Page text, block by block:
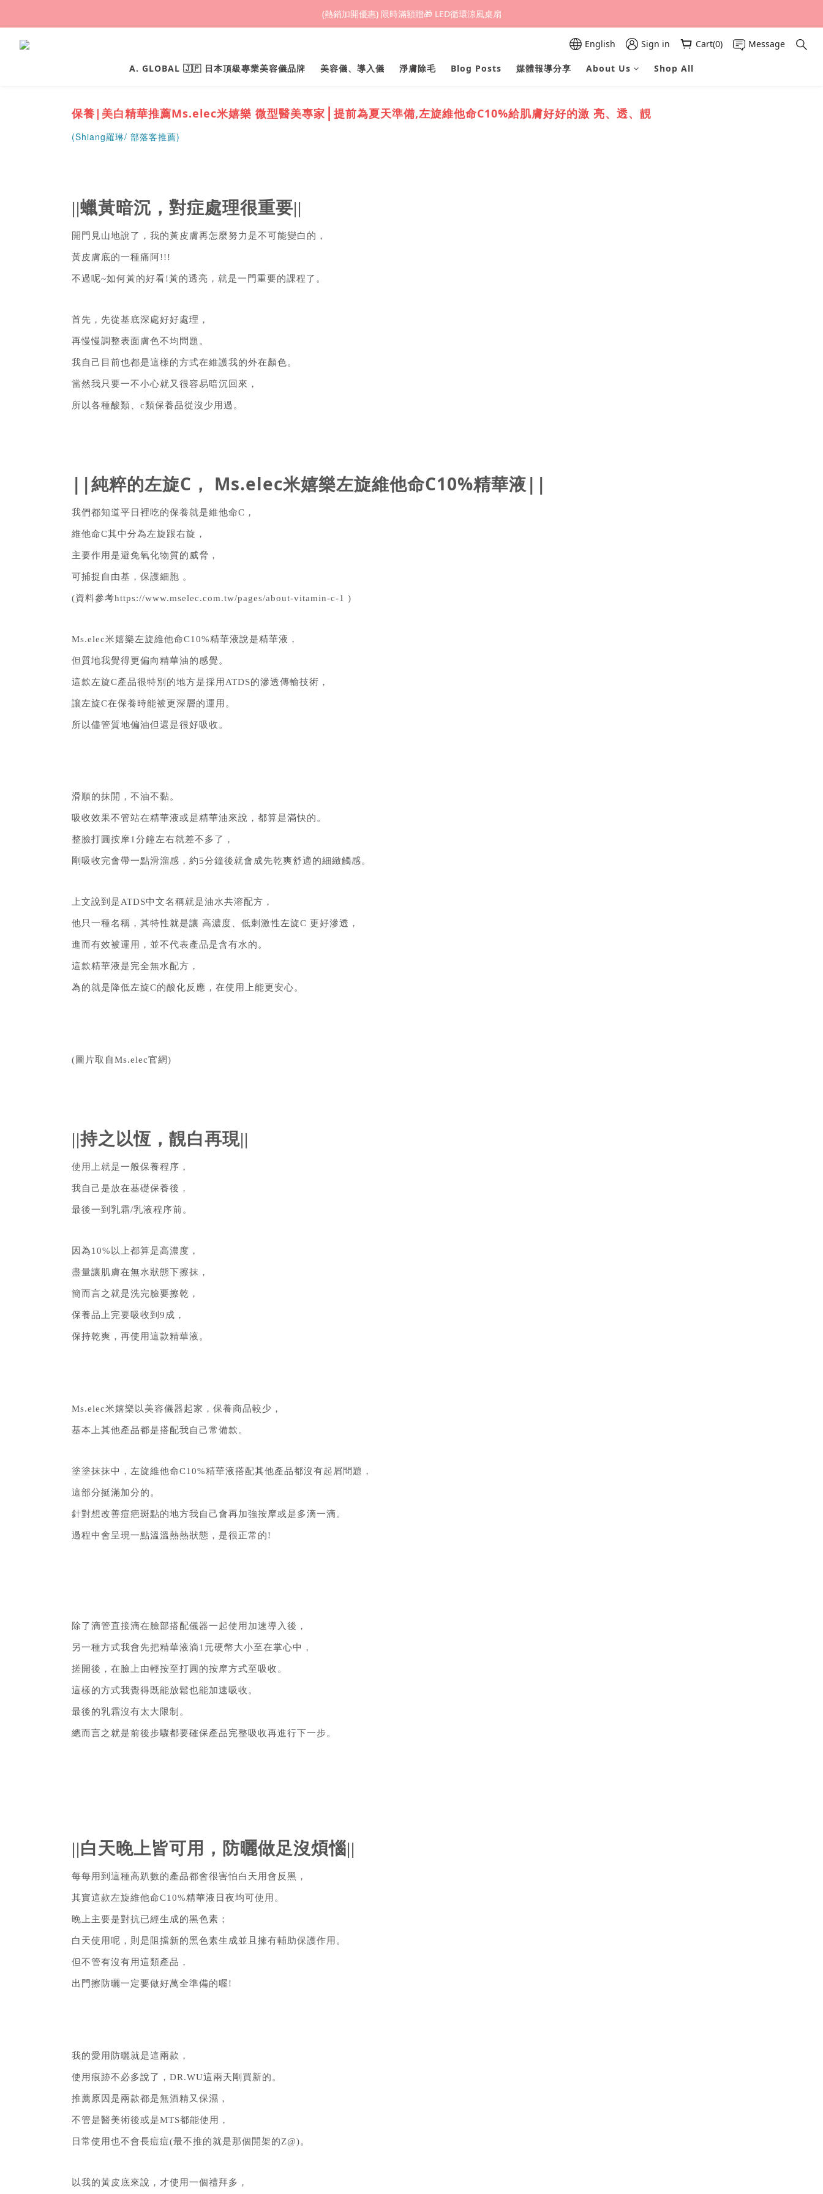
(熱銷加開優惠) 限時滿額贈🎁 LED循環涼風桌扇
(熱銷加開優惠) 限時滿額贈🎁 LED循環涼風桌扇
(熱銷加開優惠) 限時滿額贈🎁 LED循環涼風桌扇
English Sign in Cart(0) Message
A. GLOBAL 🇯🇵 日本頂級專業美容儀品牌 美容儀、導入儀 淨膚除毛 Blog Posts 媒體報導分享 About Us Shop All
保養|美白精華推薦Ms.elec米嬉樂 微型醫美專家 | 提前為夏天準備,左旋維他命C10%給肌膚好好的激 亮、透、靚
(Shiang羅琳/ 部落客推薦)
||蠟黃暗沉，對症處理很重要||
開門見山地說了， 我的黃皮膚再怎麼努力是不可能變白的，
黃皮膚底的一種痛阿!!!
不過呢~如何黃的好看!黃的透亮，就是一門重要的課程了。
首先，先從基底深處好好處理，
再慢慢調整表面膚色不均問題。
我自己目前也都是這樣的方式在維護我的外在顏色。
當然我只要一不小心就又很容易暗沉回來，
所以各種酸類、c類保養品從沒少用過。
||純粹的左旋C， Ms.elec米嬉樂左旋維他命C10%精華液||
我們都知道平日裡吃的保養就是維他命C，
維他命C其中分為左旋跟右旋，
主要作用是避免氧化物質的威脅，
可捕捉自由基，保護細胞 。
(資料參考https://www.mselec.com.tw/pages/about-vitamin-c-1 )
Ms.elec米嬉樂左旋維他命C10%精華液說是精華液，
但質地我覺得更偏向精華油的感覺。
這款左旋C產品很特別的地方是採用ATDS的滲透傳輸技術，
讓左旋C在保養時能被更深層的運用。
所以儘管質地偏油但還是很好吸收。
滑順的抹開，不油不黏。
吸收效果不管站在精華液或是精華油來說，都算是滿快的。
整臉打圓按摩1分鐘左右就差不多了，
剛吸收完會帶一點滑溜感，約5分鐘後就會成先乾爽舒適的細緻觸感。
上文說到是ATDS中文名稱就是油水共溶配方，
他只一種名稱，其特性就是讓 高濃度、低刺激性左旋C 更好滲透，
進而有效被運用，並不代表產品是含有水的。
這款精華液是完全無水配方，
為的就是降低左旋C的酸化反應，在使用上能更安心。
(圖片取自Ms.elec官網)
||持之以恆，靚白再現||
使用上就是一般保養程序，
我自己是放在基礎保養後，
最後一到乳霜/乳液程序前。
因為10%以上都算是高濃度，
盡量讓肌膚在無水狀態下擦抹，
簡而言之就是洗完臉要擦乾，
保養品上完要吸收到9成，
保持乾爽，再使用這款精華液。
Ms.elec米嬉樂以美容儀器起家， 保養商品較少，
基本上其他產品都是搭配我自己常備款。
塗塗抹抹中，左旋維他命C10%精華液搭配其他產品都沒有起屑問題，
這部分挺滿加分的。
針對想改善痘疤斑點的地方我自己會再加強按摩或是多滴一滴。
過程中會呈現一點溫溫熱熱狀態，是很正常的!
除了滴管直接滴在臉部搭配儀器一起使用加速導入後，
另一種方式我會先把精華液滴1元硬幣大小至在掌心中，
搓開後，在臉上由輕按至打圓的按摩方式至吸收。
這樣的方式我覺得既能放鬆也能加速吸收。
最後的乳霜沒有太大限制。
總而言之就是前後步驟都要確保產品完整吸收再進行下一步。
||白天晚上皆可用，防曬做足沒煩惱||
每每用到這種高趴數的產品都會很害怕白天用會反黑，
其實這款左旋維他命C10%精華液日夜均可使用。
晚上主要是對抗已經生成的黑色素；
白天使用呢，則是阻擋新的黑色素生成並且擁有輔助保護作用。
但不管有沒有用這類產品，
出門擦防曬一定要做好萬全準備的喔!
我的愛用防曬就是這兩款，
使用痕跡不必多說了，DR.WU這兩天剛買新的。
推薦原因是兩款都是無酒精又保濕，
不管是醫美術後或是MTS都能使用，
日常使用也不會長痘痘(最不推的就是那個開架的Z@)。
以我的黃皮底來說，才使用一個禮拜多，